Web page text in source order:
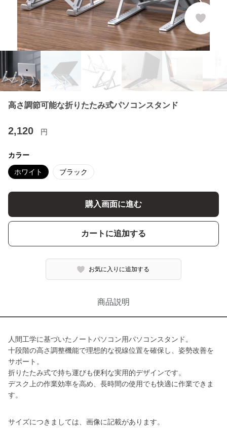
高さ調節可能な折りたたみ式パソコンスタンド
2,120 円
カラー
ホワイト ブラック
購入画面に進む
カートに追加する
お気に入りに追加する
商品説明
人間工学に基づいたノートパソコン用パソコンスタンド。
十段階の高さ調整機能で理想的な視線位置を確保し、姿勢改善を
サポート。
折りたたみ式で持ち運びも便利な実用的デザインです。
デスク上の作業効率を高め、長時間の使用でも快適に作業できま
す。
サイズにつきましては、画像に記載があります。